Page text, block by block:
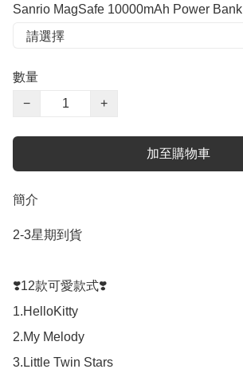
Sanrio MagSafe 10000mAh Power Bank
數量
−
+
加至購物車
簡介
2-3星期到貨
❣️12款可愛款式❣️
1.HelloKitty
2.My Melody
3.Little Twin Stars